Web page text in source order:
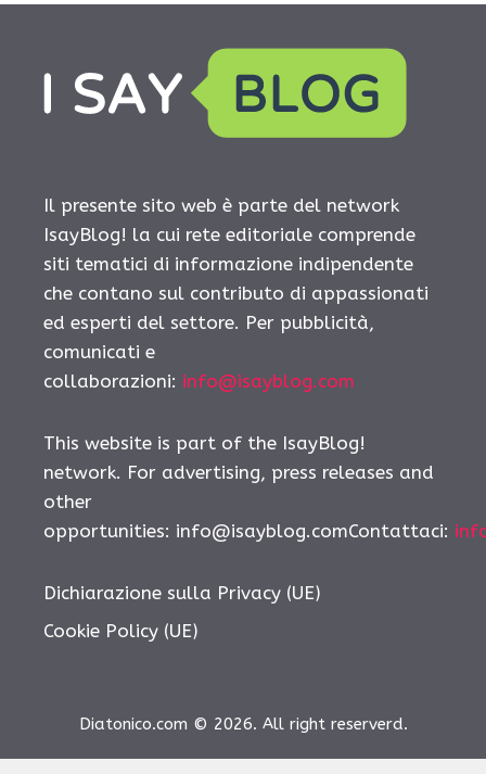
Il presente sito web è parte del network
IsayBlog! la cui rete editoriale comprende
siti tematici di informazione indipendente
che contano sul contributo di appassionati
ed esperti del settore. Per pubblicità,
comunicati e
collaborazioni: info@isayblog.com
This website is part of the IsayBlog!
network. For advertising, press releases and
other
opportunities: info@isayblog.comContattaci:
Dichiarazione sulla Privacy (UE)
Cookie Policy (UE)
Diatonico.com © 2026. All right reserverd.